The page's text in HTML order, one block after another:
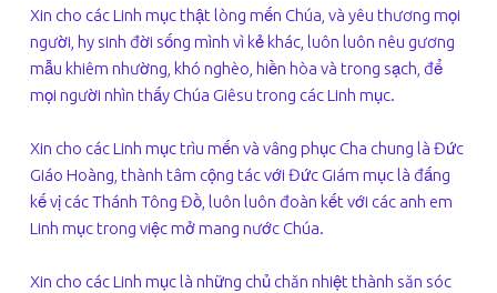
Xin cho các Linh mục thật lòng mến Chúa, và yêu thương mọi
người, hy sinh đời sống mình vì kẻ khác, luôn luôn nêu gương
mẫu khiêm nhường, khó nghèo, hiền hòa và trong sạch, để
mọi người nhìn thấy Chúa Giêsu trong các Linh mục.
Xin cho các Linh mục trìu mến và vâng phục Cha chung là Đức
Giáo Hoàng, thành tâm cộng tác với Đức Giám mục là đấng
kế vị các Thánh Tông Đồ, luôn luôn đoàn kết với các anh em
Linh mục trong việc mở mang nước Chúa.
Xin cho các Linh mục là những chủ chăn nhiệt thành săn sóc